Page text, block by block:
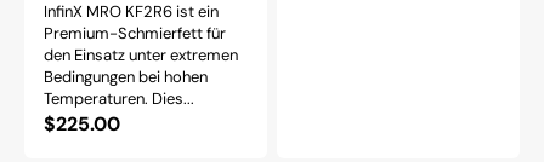
InfinX MRO KF2R6 ist ein
Premium-Schmierfett für
den Einsatz unter extremen
Bedingungen bei hohen
Temperaturen. Dies...
Normaler
$225.00